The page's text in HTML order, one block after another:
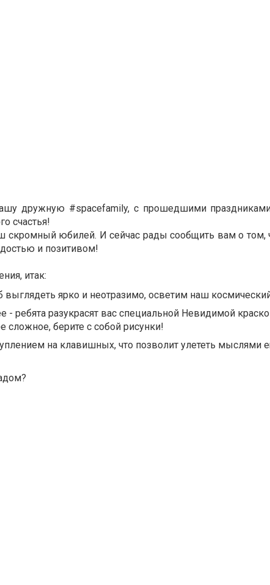
дружную #spacefamily, с прошедшими
счастья!
юбилей. И сейчас рады сообщить вам о том,
и позитивом!
итак:
ярко и неотразимо, осветим наш
разукрасят вас специальной Невидимой
сложное, берите с собой рисунки!
на клавишных, что позволит улететь мыслями